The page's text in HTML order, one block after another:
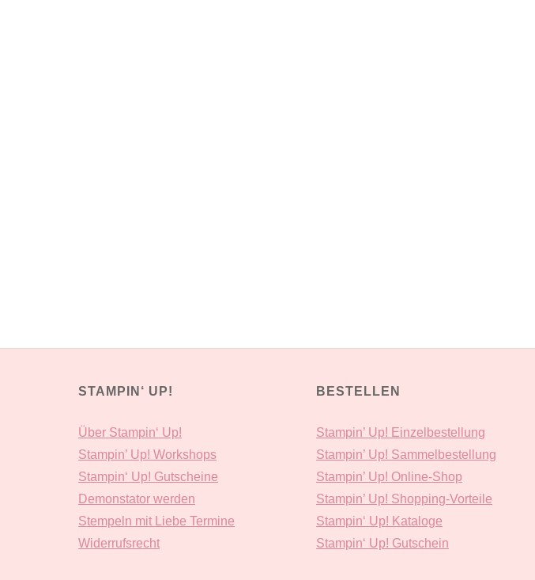
STAMPIN‘ UP!
Über Stampin‘ Up!
Stampin’ Up! Workshops
Stampin‘ Up! Gutscheine
Demonstator werden
Stempeln mit Liebe Termine
Widerrufsrecht
BESTELLEN
Stampin’ Up! Einzelbestellung
Stampin’ Up! Sammelbestellung
Stampin’ Up! Online-Shop
Stampin’ Up! Shopping-Vorteile
Stampin‘ Up! Kataloge
Stampin‘ Up! Gutschein